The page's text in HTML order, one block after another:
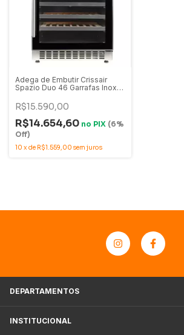
Adega de Embutir Crissair
Spazio Duo 46 Garrafas Inox
R$15.590,00
R$14.654,60 no PIX (6%
Off)
10 xde R$1.559,00 sem juros
DEPARTAMENTOS
INSTITUCIONAL